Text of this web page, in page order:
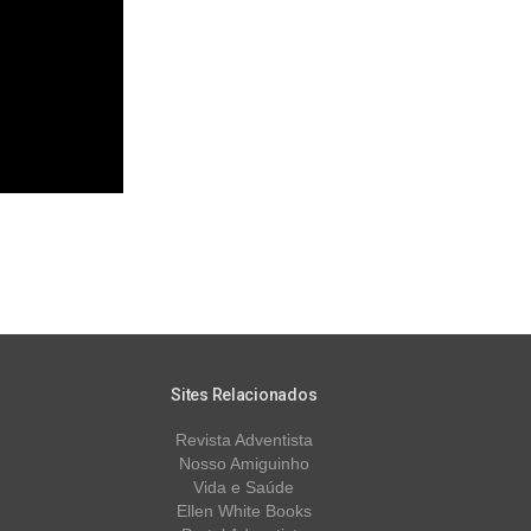
Sites Relacionados
Revista Adventista
Nosso Amiguinho
Vida e Saúde
Ellen White Books